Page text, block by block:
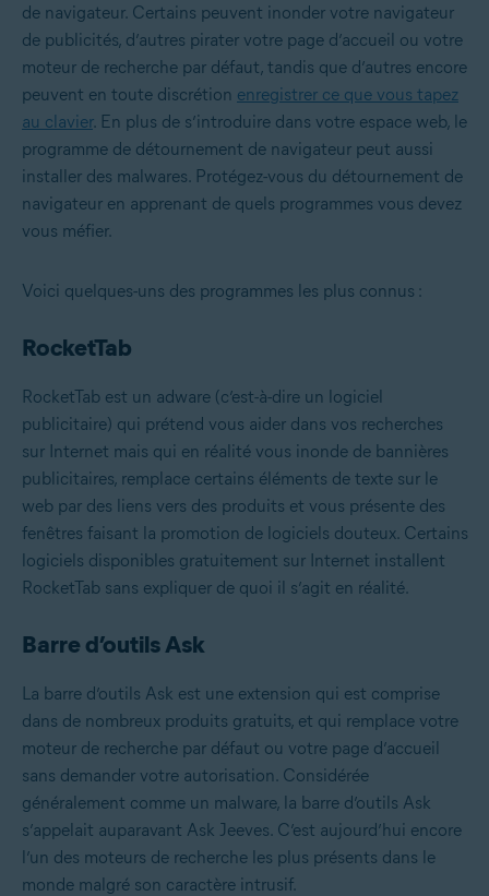
de navigateur. Certains peuvent inonder votre navigateur
de publicités, d’autres pirater votre page d’accueil ou votre
moteur de recherche par défaut, tandis que d’autres encore
peuvent en toute discrétion enregistrer ce que vous tapez
au clavier. En plus de s’introduire dans votre espace web, le
programme de détournement de navigateur peut aussi
installer des malwares. Protégez-vous du détournement de
navigateur en apprenant de quels programmes vous devez
vous méfier.
Voici quelques-uns des programmes les plus connus :
RocketTab
RocketTab est un adware (c’est-à-dire un logiciel
publicitaire) qui prétend vous aider dans vos recherches
sur Internet mais qui en réalité vous inonde de bannières
publicitaires, remplace certains éléments de texte sur le
web par des liens vers des produits et vous présente des
fenêtres faisant la promotion de logiciels douteux. Certains
logiciels disponibles gratuitement sur Internet installent
RocketTab sans expliquer de quoi il s’agit en réalité.
Barre d’outils Ask
La barre d’outils Ask est une extension qui est comprise
dans de nombreux produits gratuits, et qui remplace votre
moteur de recherche par défaut ou votre page d’accueil
sans demander votre autorisation. Considérée
généralement comme un malware, la barre d’outils Ask
s’appelait auparavant Ask Jeeves. C’est aujourd’hui encore
l’un des moteurs de recherche les plus présents dans le
monde malgré son caractère intrusif.